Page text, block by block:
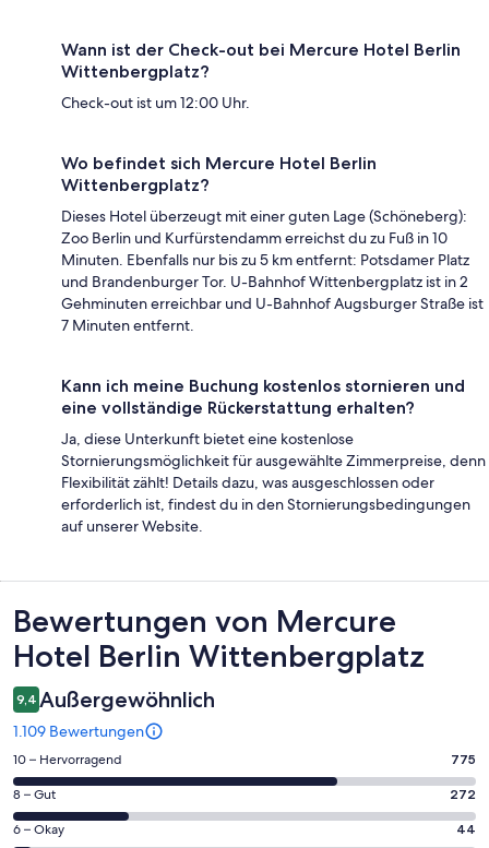
Wann ist der Check-out bei Mercure Hotel Berlin
Wittenbergplatz?
Check-out ist um 12:00 Uhr.
Wo befindet sich Mercure Hotel Berlin
Wittenbergplatz?
Dieses Hotel überzeugt mit einer guten Lage (Schöneberg):
Zoo Berlin und Kurfürstendamm erreichst du zu Fuß in 10
Minuten. Ebenfalls nur bis zu 5 km entfernt: Potsdamer Platz
und Brandenburger Tor. U-Bahnhof Wittenbergplatz ist in 2
Gehminuten erreichbar und U-Bahnhof Augsburger Straße ist
7 Minuten entfernt.
Kann ich meine Buchung kostenlos stornieren und
eine vollständige Rückerstattung erhalten?
Ja, diese Unterkunft bietet eine kostenlose
Stornierungsmöglichkeit für ausgewählte Zimmerpreise, denn
Flexibilität zählt! Details dazu, was ausgeschlossen oder
erforderlich ist, findest du in den Stornierungsbedingungen
auf unserer Website.
Bewertungen
Bewertungen von Mercure
Hotel Berlin Wittenbergplatz
9,4 Außergewöhnlich
1.109 Bewertungen
775
von
insgesamt
1109
10 – Hervorragend 775
272
von
insgesamt
8 – Gut 272
44
6 – Okay 44